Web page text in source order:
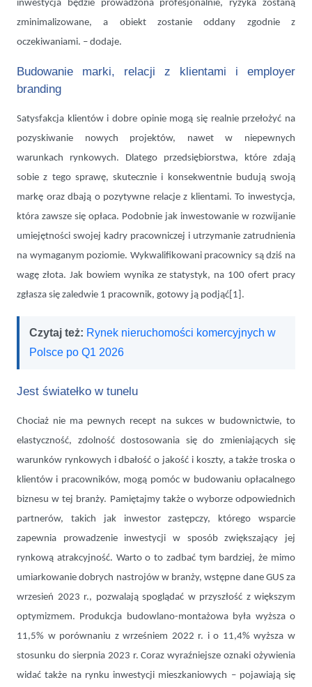
inwestycja będzie prowadzona profesjonalnie, ryzyka zostaną
zminimalizowane, a obiekt zostanie oddany zgodnie z
oczekiwaniami. – dodaje.
Budowanie marki, relacji z klientami i employer
branding
Satysfakcja klientów i dobre opinie mogą się realnie przełożyć na
pozyskiwanie nowych projektów, nawet w niepewnych
warunkach rynkowych. Dlatego przedsiębiorstwa, które zdają
sobie z tego sprawę, skutecznie i konsekwentnie budują swoją
markę oraz dbają o pozytywne relacje z klientami. To inwestycja,
która zawsze się opłaca. Podobnie jak inwestowanie w rozwijanie
umiejętności swojej kadry pracowniczej i utrzymanie zatrudnienia
na wymaganym poziomie. Wykwalifikowani pracownicy są dziś na
wagę złota. Jak bowiem wynika ze statystyk, na 100 ofert pracy
zgłasza się zaledwie 1 pracownik, gotowy ją podjąć [1] .
Czytaj też: Rynek nieruchomości komercyjnych w
Polsce po Q1 2026
Jest światełko w tunelu
Chociaż nie ma pewnych recept na sukces w budownictwie, to
elastyczność, zdolność dostosowania się do zmieniających się
warunków rynkowych i dbałość o jakość i koszty, a także troska o
klientów i pracowników, mogą pomóc w budowaniu opłacalnego
biznesu w tej branży. Pamiętajmy także o wyborze odpowiednich
partnerów, takich jak inwestor zastępczy, którego wsparcie
zapewnia prowadzenie inwestycji w sposób zwiększający jej
rynkową atrakcyjność. Warto o to zadbać tym bardziej, że mimo
umiarkowanie dobrych nastrojów w branży, wstępne dane GUS za
wrzesień 2023 r., pozwalają spoglądać w przyszłość z większym
optymizmem. Produkcja budowlano-montażowa była wyższa o
11,5% w porównaniu z wrześniem 2022 r. i o 11,4% wyższa w
stosunku do sierpnia 2023 r. Coraz wyraźniejsze oznaki ożywienia
widać także na rynku inwestycji mieszkaniowych – pojawiają się